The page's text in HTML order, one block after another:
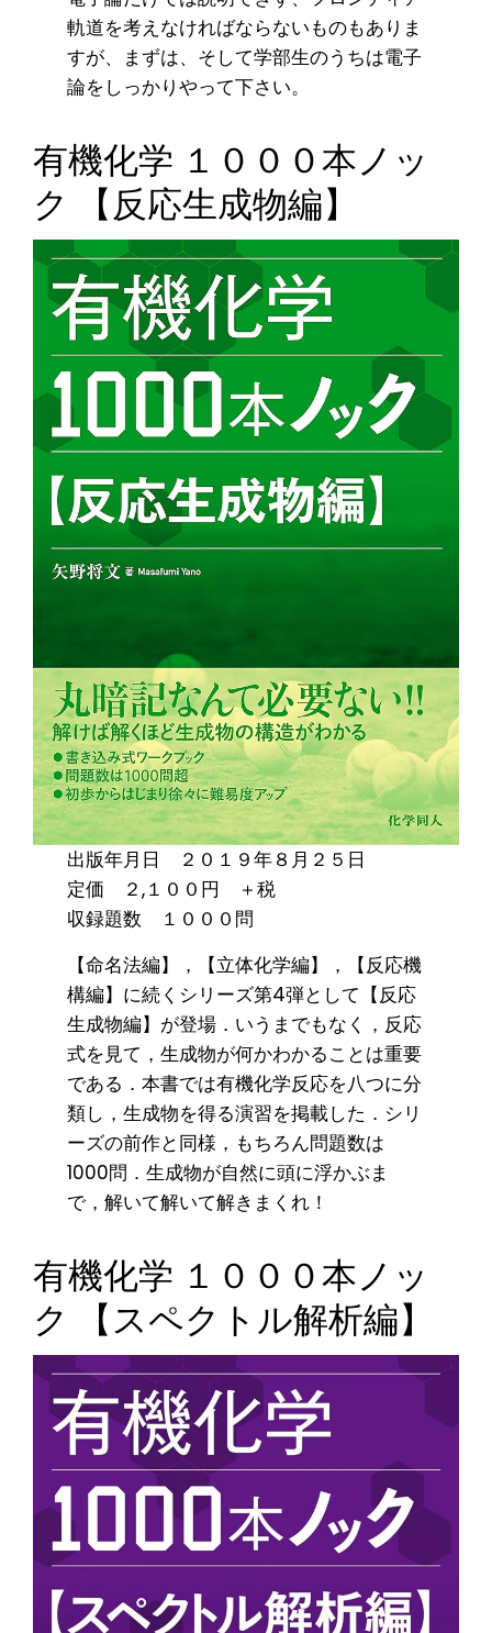
軌道を考えなければならないものもありま
すが、まずは、そして学部生のうちは電子
論をしっかりやって下さい。
有機化学 １０００本ノッ
ク 【反応生成物編】
出版年月日 ２０１９年８月２５日
定価 ２,１００円 ＋税
収録題数 １０００問
【命名法編】，【立体化学編】，【反応機
構編】に続くシリーズ第4弾として【反応
生成物編】が登場．いうまでもなく，反応
式を見て，生成物が何かわかることは重要
である．本書では有機化学反応を八つに分
類し，生成物を得る演習を掲載した．シリ
ーズの前作と同様，もちろん問題数は
1000問．生成物が自然に頭に浮かぶま
で，解いて解いて解きまくれ！
有機化学 １０００本ノッ
ク 【スペクトル解析編】